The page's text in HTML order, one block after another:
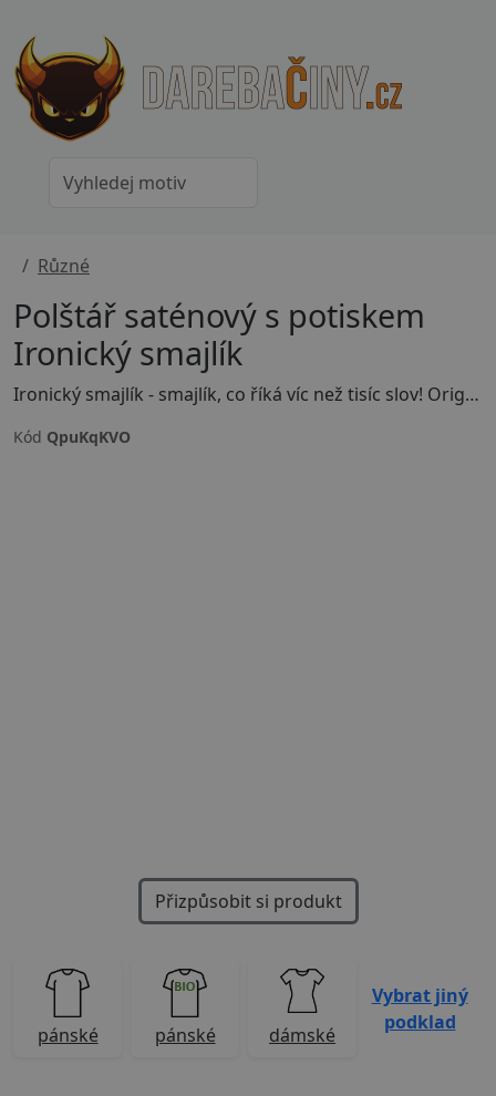
Přizpůsobit si produkt
Různé
Polštář saténový s potiskem
Ironický smajlík
Ironický smajlík - smajlík, co říká víc než tisíc slov! Originální ilustrace na tričko pro ty, co zvládli sarkasmus povýšit na umění. Barevný design s nadsázkou. Skvělý dárek pro ironického kamaráda. Uprav si barvu, velikost motivu nebo přidej vlastní text - stačí kliknout na tlačítko Přizpůsobit si produkt.
Kód QpuKqKVO
pánské pánské dámské
Vybrat jiný
podklad